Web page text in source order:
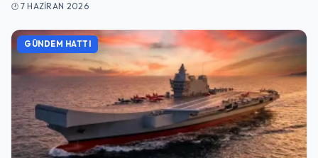
7 HAZIRAN 2026
GÜNDEM HATTI
Giriş Yap
Kullanıcı Adı veya E-posta